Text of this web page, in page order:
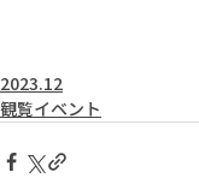
2023.12
観覧イベント